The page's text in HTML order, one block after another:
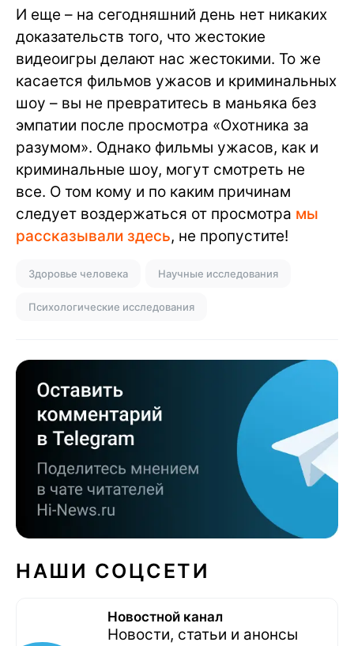
И еще – на сегодняшний день нет никаких
доказательств того, что жестокие
видеоигры делают нас жестокими. То же
касается фильмов ужасов и криминальных
шоу – вы не превратитесь в маньяка без
эмпатии после просмотра «Охотника за
разумом». Однако фильмы ужасов, как и
криминальные шоу, могут смотреть не
все. О том кому и по каким причинам
следует воздержаться от просмотра мы
рассказывали здесь, не пропустите!
Здоровье человека Научные исследования
Психологические исследования
НАШИ СОЦСЕТИ
Новостной канал
Новости, статьи и анонсы